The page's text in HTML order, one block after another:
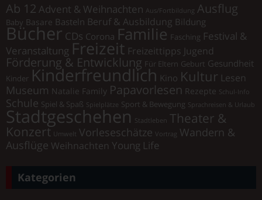
Ab 12 Advent & Weihnachten Aus/Fortbildung Ausflug
Baby Basare Basteln Beruf & Ausbildung Bildung
Bücher CDs Corona Familie Fasching Festival &
Veranstaltung Freizeit Freizeittipps Jugend
Förderung & Entwicklung Für Eltern Geburt Gesundheit
Kinder Kinderfreundlich Kino Kultur Lesen
Museum Natalie Family Papavorlesen Rezepte Schul-Info
Schule Spiel & Spaß Spielplätze Sport & Bewegung Sprachreisen & Urlaub
Stadtgeschehen Stadtleben Theater &
Konzert Umwelt Vorleseschätze Vortrag Wandern &
Ausflüge Weihnachten Young Life
Kategorien